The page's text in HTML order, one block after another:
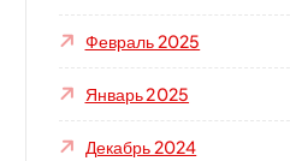
Февраль 2025
Январь 2025
Декабрь 2024